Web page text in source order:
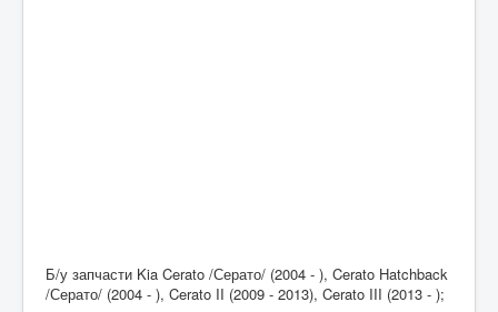
Б/у запчасти Kia Cerato /Серато/ (2004 - ), Cerato Hatchback
/Серато/ (2004 - ), Cerato II (2009 - 2013), Cerato III (2013 - );